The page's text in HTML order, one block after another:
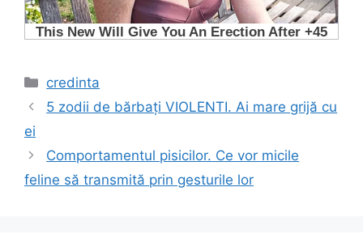
Categorii
credinta
5 zodii de bărbați VIOLENTI. Ai mare grijă cu
ei
Comportamentul pisicilor. Ce vor micile
feline să transmită prin gesturile lor